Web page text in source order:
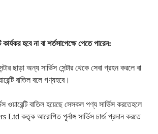
হবে না বা শর্তসাপেক্ষে পেতে পারেন:
ছাড়া অন্য সার্ভিস সেন্টার থেকে সেবা গ্রহন করলে বা
বাতিল বলে গণ্যহবে।
ওয়ারেন্টি বাতিল হয়েছে সেসকল পণ্য সার্ভিস করতেহলে
কতৃক আরোপিত পূর্নাঙ্গ সার্ভিস চার্জ প্রদান করতে